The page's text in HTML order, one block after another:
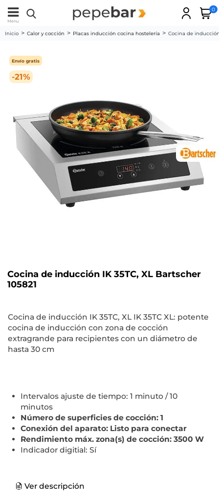
Menu
0
Inicio Calor y cocción Placas inducción cocina hostelería Cocina de inducción
-21%
Envío gratis
Cocina de inducción IK 35TC, XL Bartscher
105821
Cocina de inducción IK 35TC, XL IK 35TC XL: potente
cocina de inducción con zona de cocción
extragrande para recipientes con un diámetro de
hasta 30 cm
Intervalos ajuste de tiempo: 1 minuto / 10
minutos
Número de superficies de cocción: 1
Conexión del aparato: Listo para conectar
Rendimiento máx. zona(s) de cocción: 3500 W
Indicador digitial: Sí
Ver descripción